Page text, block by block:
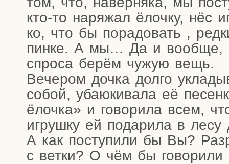
кто-то наря­жал ёлоч­ку, нёс
ко, что бы пора­до­вать ,
пин­ке. А мы… Да и вооб­ще,
спро­са берём чужую вещь.
Вече­ром доч­ка дол­го
собой, уба­ю­ки­ва­ла её
ёлоч­ка» и гово­ри­ла всем,
игруш­ку ей пода­ри­ла в лесу
А как посту­пи­ли бы Вы?
с вет­ки? О чём бы гово­ри­ли